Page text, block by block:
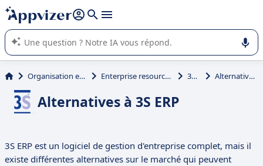
répondre (plusieurs lignes avec
L'IA de Appvizer vous guide dans l'utilisation ou la sélection de
logiciel SaaS en entreprise.
Organisation et planification Enterprise resource planning (ERP) 3S ERP Alternatives à 3S ERP
Alternatives à 3S ERP
3S ERP est un logiciel de gestion d'entreprise complet, mais il
existe différentes alternatives sur le marché qui peuvent